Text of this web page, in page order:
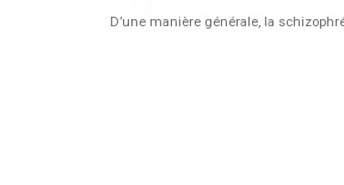
D’une manière générale, la